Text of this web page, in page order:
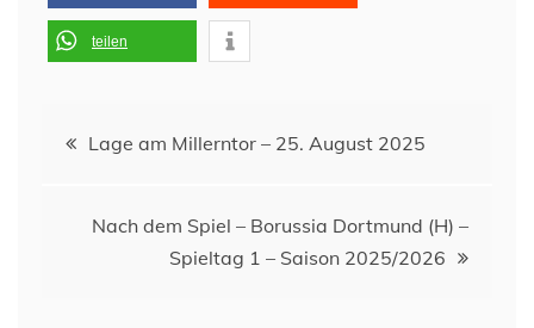
teilen
Beitragsnavigation
Lage am Millerntor – 25. August 2025
Nach dem Spiel – Borussia Dortmund (H) –
Spieltag 1 – Saison 2025/2026